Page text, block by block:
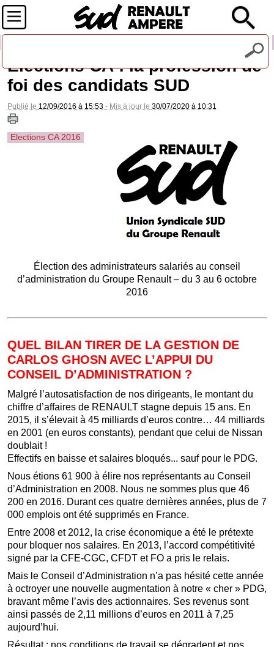
Elections CA : la profession de
foi des candidats SUD
Publié le 12/09/2016 à 15:53- Mis à jour le 30/07/2020 à 10:31
Elections CA 2016
Élection des administrateurs salariés au conseil
d’administration du Groupe Renault – du 3 au 6 octobre
2016
QUEL BILAN TIRER DE LA GESTION DE
CARLOS GHOSN AVEC L’APPUI DU
CONSEIL D’ADMINISTRATION ?
Malgré l’autosatisfaction de nos dirigeants, le montant du
chiffre d’affaires de RENAULT stagne depuis 15 ans. En
2015, il s’élevait à 45 milliards d’euros contre… 44 milliards
en 2001 (en euros constants), pendant que celui de Nissan
doublait !
Effectifs en baisse et salaires bloqués... sauf pour le PDG.
Nous étions 61 900 à élire nos représentants au Conseil
d’Administration en 2008. Nous ne sommes plus que 46
200 en 2016. Durant ces quatre dernières années, plus de 7
000 emplois ont été supprimés en France.
Entre 2008 et 2012, la crise économique a été le prétexte
pour bloquer nos salaires. En 2013, l’accord compétitivité
signé par la CFE-CGC, CFDT et FO a pris le relais.
Mais le Conseil d’Administration n’a pas hésité cette année
à octroyer une nouvelle augmentation à notre « cher » PDG,
bravant même l’avis des actionnaires. Ses revenus sont
ainsi passés de 2,11 millions d’euros en 2011 à 7,25
aujourd’hui.
Résultat : nos conditions de travail se dégradent et nos